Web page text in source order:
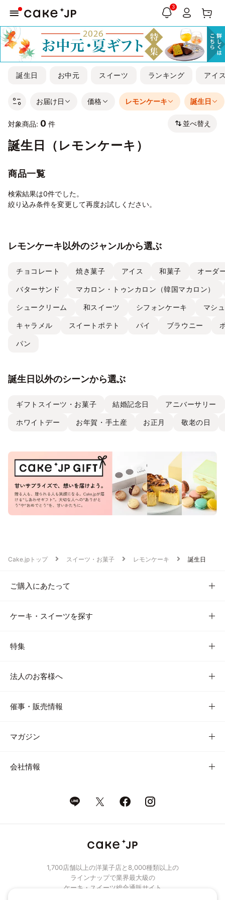
3
誕生日 お中元 スイーツ ランキング アイ
お届け日 価格 レモンケーキ 誕生日
対象商品: 0 件 並べ替え
誕生日（レモンケーキ）
商品一覧
検索結果は0件でした。
絞り込み条件を変更して再度お試しください。
レモンケーキ以外のジャンルから選ぶ
チョコレート 焼き菓子 アイス 和菓子 オーダ
バターサンド マカロン・トゥンカロン（韓国マカロン）
シュークリーム 和スイーツ シフォンケーキ マシ
キャラメル スイートポテト パイ ブラウニー
パン
誕生日以外のシーンから選ぶ
ギフトスイーツ・お菓子 結婚記念日 アニバーサリー
ホワイトデー お年賀・手土産 お正月 敬老の日
Cake.jpトップ スイーツ・お菓子 レモンケーキ 誕生日
ご購入にあたって
ケーキ・スイーツを探す
特集
法人のお客様へ
催事・販売情報
マガジン
会社情報
1,700店舗以上の洋菓子店と8,000種類以上の
ラインナップで業界最大級の
ケーキ・スイーツ総合通販サイト